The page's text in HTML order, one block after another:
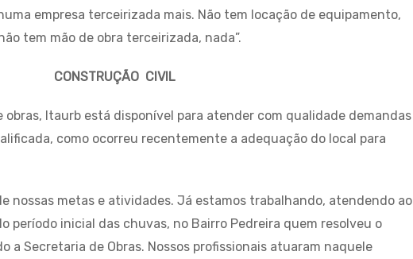
empresa terceirizada mais. Não tem locação de equipamento,
tem mão de obra terceirizada, nada”.
CONSTRUÇÃO CIVIL
obras, Itaurb está disponível para atender com qualidade demandas
como ocorreu recentemente a adequação do local para
nossas metas e atividades. Já estamos trabalhando, atendendo ao
período inicial das chuvas, no Bairro Pedreira quem resolveu o
a Secretaria de Obras. Nossos profissionais atuaram naquele